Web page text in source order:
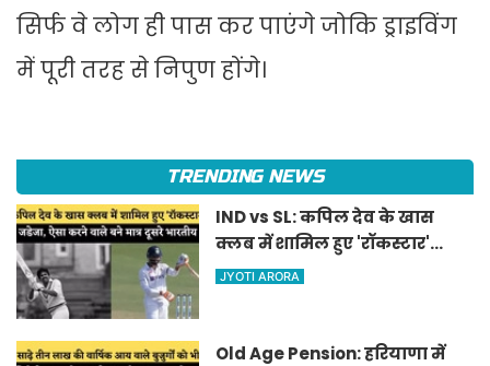
सिर्फ वे लोग ही पास कर पाएंगे जोकि ड्राइविंग
में पूरी तरह से निपुण होंगे।
TRENDING NEWS
IND vs SL: कपिल देव के खास
क्लब में शामिल हुए 'रॉकस्टार'
जडेजा, ऐसा करने वाले बने मात्र
JYOTI ARORA
Old Age Pension: हरियाणा में